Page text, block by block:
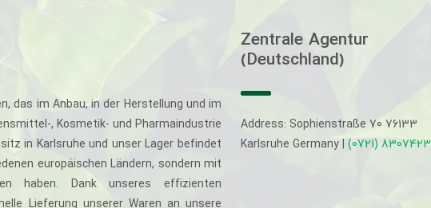
das im Anbau, in der Herstellung und im
, Kosmetik- und Pharmaindustrie
in Karlsruhe und unser Lager befindet
europäischen Ländern, sondern mit
haben. Dank unseres effizienten
Lieferung unserer Waren an unsere
Zentrale Agentur
(Deutschland)
Address: Sophienstraße 70 76133
Karlsruhe Germany | (0721) 8307423